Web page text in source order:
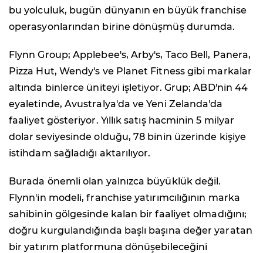
bu yolculuk, bugün dünyanın en büyük franchise
operasyonlarından birine dönüşmüş durumda.
Flynn Group; Applebee's, Arby's, Taco Bell, Panera,
Pizza Hut, Wendy's ve Planet Fitness gibi markalar
altında binlerce üniteyi işletiyor. Grup; ABD'nin 44
eyaletinde, Avustralya'da ve Yeni Zelanda'da
faaliyet gösteriyor. Yıllık satış hacminin 5 milyar
dolar seviyesinde olduğu, 78 binin üzerinde kişiye
istihdam sağladığı aktarılıyor.
Burada önemli olan yalnızca büyüklük değil.
Flynn'in modeli, franchise yatırımcılığının marka
sahibinin gölgesinde kalan bir faaliyet olmadığını;
doğru kurgulandığında başlı başına değer yaratan
bir yatırım platformuna dönüşebileceğini